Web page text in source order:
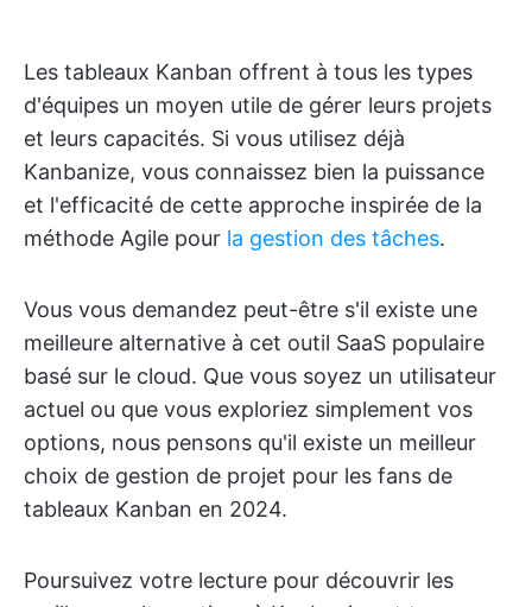
Les tableaux Kanban offrent à tous les types
d'équipes un moyen utile de gérer leurs projets
et leurs capacités. Si vous utilisez déjà
Kanbanize, vous connaissez bien la puissance
et l'efficacité de cette approche inspirée de la
méthode Agile pour la gestion des tâches.
Vous vous demandez peut-être s'il existe une
meilleure alternative à cet outil SaaS populaire
basé sur le cloud. Que vous soyez un utilisateur
actuel ou que vous exploriez simplement vos
options, nous pensons qu'il existe un meilleur
choix de gestion de projet pour les fans de
tableaux Kanban en 2024.
Poursuivez votre lecture pour découvrir les